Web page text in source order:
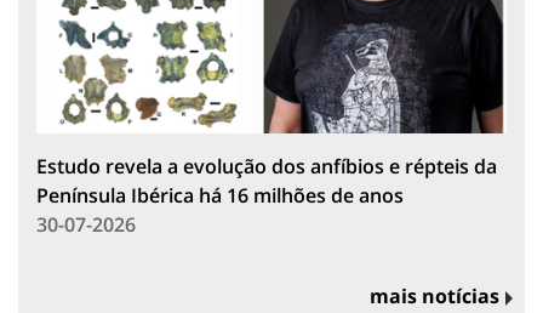
Estudo revela a evolução dos anfíbios e répteis da
Península Ibérica há 16 milhões de anos
30-07-2026
mais notícias